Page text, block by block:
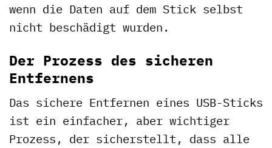
wenn die Daten auf dem Stick selbst
nicht beschädigt wurden.
Der Prozess des sicheren
Entfernens
Das sichere Entfernen eines USB-Sticks
ist ein einfacher, aber wichtiger
Prozess, der sicherstellt, dass alle